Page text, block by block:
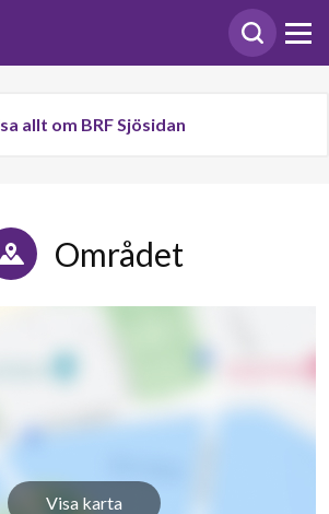
allt om BRF Sjösidan
Området
Visa karta